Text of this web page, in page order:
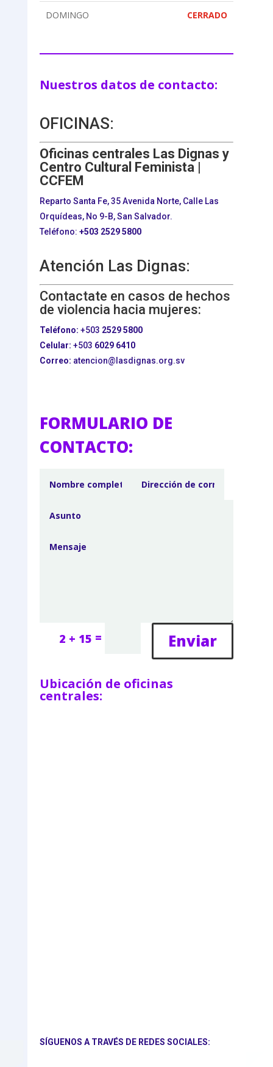
DOMINGO CERRADO
Nuestros datos de contacto:
OFICINAS:
Oficinas centrales Las Dignas y
Centro Cultural Feminista |
CCFEM
Reparto Santa Fe, 35 Avenida Norte, Calle Las
Orquídeas, No 9-B, San Salvador.
Teléfono: +503 2529 5800
Atención Las Dignas:
Contactate en casos de hechos
de violencia hacia mujeres:
Teléfono: +503 2529 5800
Celular: +503 6029 6410
Correo: atencion@lasdignas.org.sv
FORMULARIO DE
CONTACTO:
2 + 15 = Enviar
Ubicación de oficinas
centrales:
SÍGUENOS A TRAVÉS DE REDES SOCIALES: